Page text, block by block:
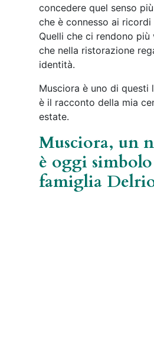
concedere quel senso
che è connesso ai ricordi
Quelli che ci rendono più
che nella ristorazione
identità.
Musciora è uno di questi
è il racconto della mia
estate.
Musciora, un
è oggi
famiglia